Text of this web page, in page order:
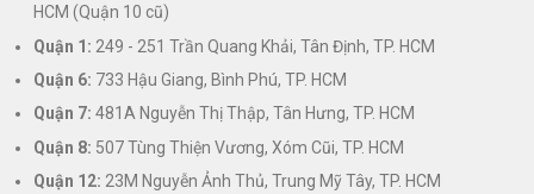
HCM (Quận 10 cũ)
Quận 1: 249 - 251 Trần Quang Khải, Tân Định, TP. HCM
Quận 6: 733 Hậu Giang, Bình Phú, TP. HCM
Quận 7: 481A Nguyễn Thị Thập, Tân Hưng, TP. HCM
Quận 8: 507 Tùng Thiện Vương, Xóm Cũi, TP. HCM
Quận 12: 23M Nguyễn Ảnh Thủ, Trung Mỹ Tây, TP. HCM